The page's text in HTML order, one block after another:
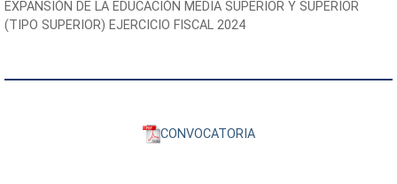
EXPANSIÓN DE LA EDUCACIÓN MEDIA SUPERIOR Y SUPERIOR
(TIPO SUPERIOR) EJERCICIO FISCAL 2024
CONVOCATORIA